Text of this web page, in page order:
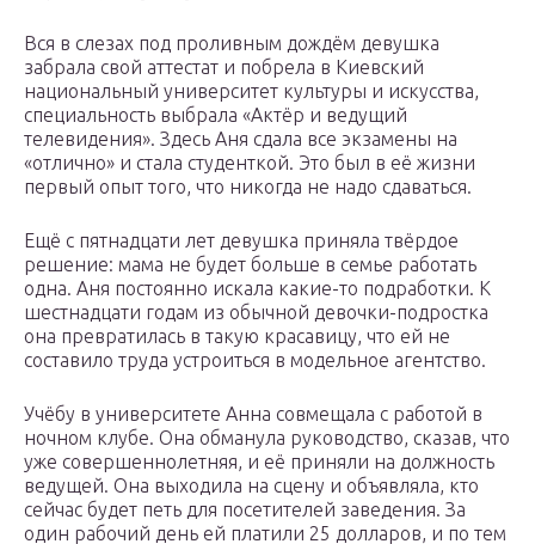
Вся в слезах под проливным дождём девушка
забрала свой аттестат и побрела в Киевский
национальный университет культуры и искусства,
специальность выбрала «Актёр и ведущий
телевидения». Здесь Аня сдала все экзамены на
«отлично» и стала студенткой. Это был в её жизни
первый опыт того, что никогда не надо сдаваться.
Ещё с пятнадцати лет девушка приняла твёрдое
решение: мама не будет больше в семье работать
одна. Аня постоянно искала какие-то подработки. К
шестнадцати годам из обычной девочки-подростка
она превратилась в такую красавицу, что ей не
составило труда устроиться в модельное агентство.
Учёбу в университете Анна совмещала с работой в
ночном клубе. Она обманула руководство, сказав, что
уже совершеннолетняя, и её приняли на должность
ведущей. Она выходила на сцену и объявляла, кто
сейчас будет петь для посетителей заведения. За
один рабочий день ей платили 25 долларов, и по тем